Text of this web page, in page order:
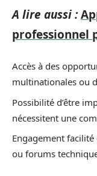
A lire aussi :
professionnel
Accès à des
multinationales ou
Possibilité d’être
nécessitent une
Engagement
ou forums